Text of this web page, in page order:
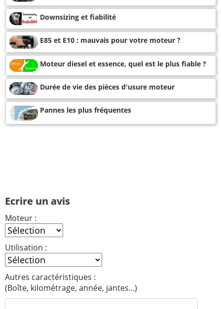
Downsizing et fiabilité
E85 et E10 : mauvais pour votre moteur ?
Moteur diesel et essence, quel est le plus fiable ?
Durée de vie des pièces d'usure moteur
Pannes les plus fréquentes
Ecrire un avis
Moteur :
Utilisation :
Autres caractéristiques :
(Boîte, kilométrage, année, jantes...)